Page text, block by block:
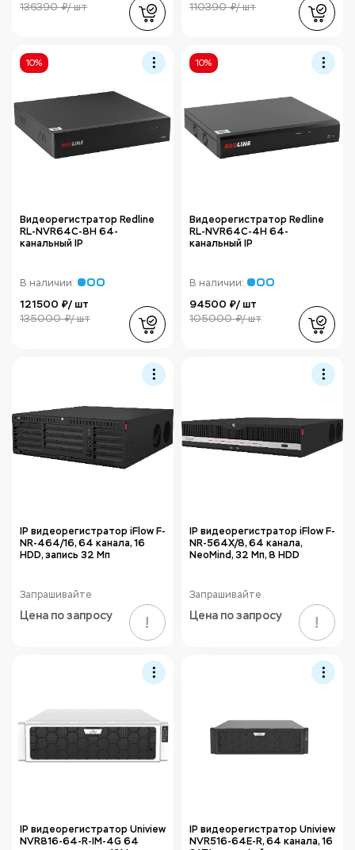
136390 ₽/ шт 110390 ₽/ шт
10%
Видеорегистратор Redline
RL-NVR64C-8H 64-
канальный IP
В наличии:
121500 ₽/ шт
135000 ₽/ шт
10%
Видеорегистратор Redline
RL-NVR64C-4H 64-
канальный IP
В наличии:
94500 ₽/ шт
105000 ₽/ шт
IP видеорегистратор iFlow F-
NR-464/16, 64 канала, 16
HDD, запись 32 Мп
Запрашивайте
Цена по запросу !
IP видеорегистратор iFlow F-
NR-564X/8, 64 канала,
NeoMind, 32 Мп, 8 HDD
Запрашивайте
Цена по запросу !
IP видеорегистратор Uniview
NVR816-64-R-IM-4G 64
IP видеорегистратор Uniview
NVR516-64E-R, 64 канала, 16